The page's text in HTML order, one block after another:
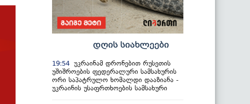
დღის სიახლეები
19:54 უკრაინამ დრონებით რუსეთის
უშიშროების ფედერალური სამსახურის
ორი საპატრულო ხომალდი დააზიანა -
უკრაინის უსაფრთხოების სამსახური